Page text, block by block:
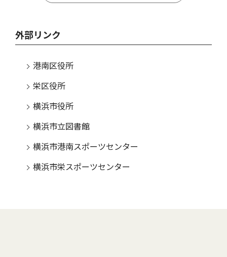
外部リンク
港南区役所
栄区役所
横浜市役所
横浜市立図書館
横浜市港南スポーツセンター
横浜市栄スポーツセンター